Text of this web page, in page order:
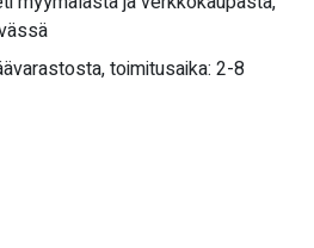
toimitusaika: 2-8